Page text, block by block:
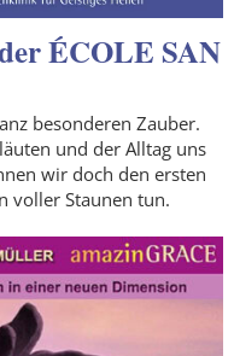
ÉCOLE SAN
besonderen Zauber.
und der Alltag uns
wir doch den ersten
voller Staunen tun.